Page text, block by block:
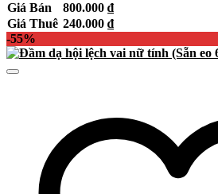
Giá Bán 800.000 ₫
Giá Thuê 240.000 ₫
-55%